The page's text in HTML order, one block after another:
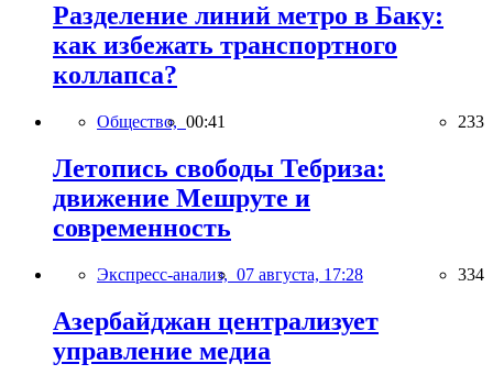
Разделение линий метро в Баку:
как избежать транспортного
коллапса?
Общество, 00:41 233
Летопись свободы Тебриза:
движение Мешруте и
современность
Экспресс-анализ, 07 августа, 17:28 334
Азербайджан централизует
управление медиа